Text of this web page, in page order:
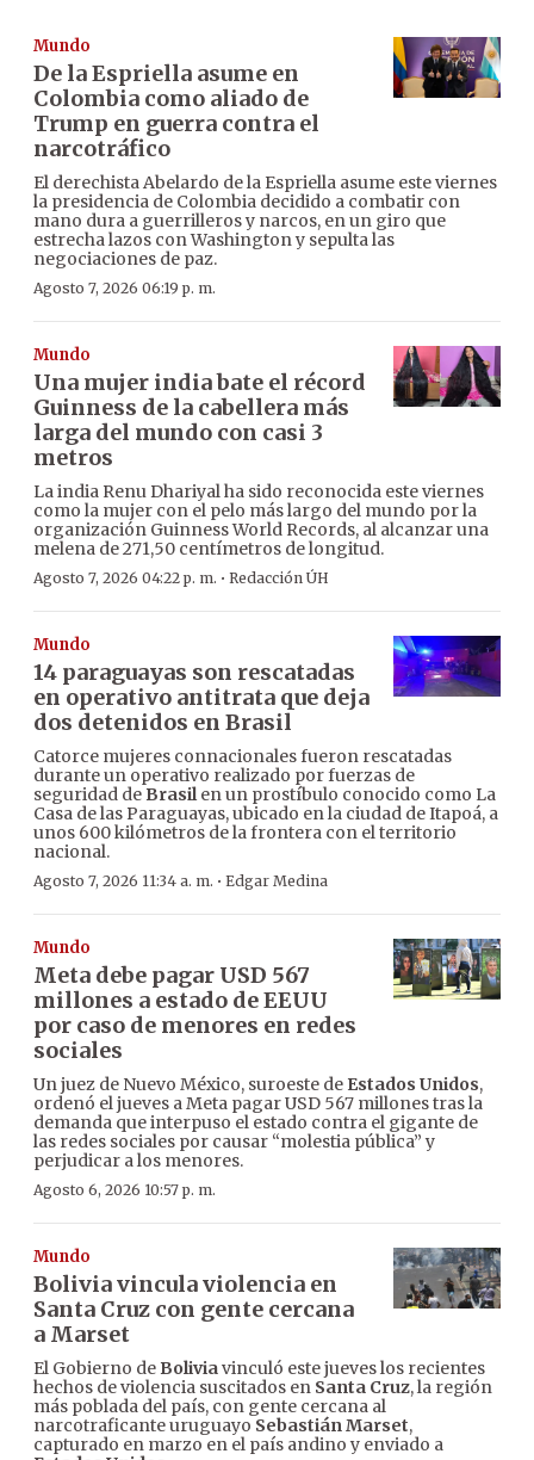
Mundo
De la Espriella asume en
Colombia como aliado de
Trump en guerra contra el
narcotráfico
El derechista Abelardo de la Espriella asume este viernes
la presidencia de Colombia decidido a combatir con
mano dura a guerrilleros y narcos, en un giro que
estrecha lazos con Washington y sepulta las
negociaciones de paz.
Agosto 7, 2026 06:19 p. m.
Mundo
Una mujer india bate el récord
Guinness de la cabellera más
larga del mundo con casi 3
metros
La india Renu Dhariyal ha sido reconocida este viernes
como la mujer con el pelo más largo del mundo por la
organización Guinness World Records, al alcanzar una
melena de 271,50 centímetros de longitud.
Agosto 7, 2026 04:22 p. m. · Redacción ÚH
Mundo
14 paraguayas son rescatadas
en operativo antitrata que deja
dos detenidos en Brasil
Catorce mujeres connacionales fueron rescatadas
durante un operativo realizado por fuerzas de
seguridad de Brasilen un prostíbulo conocido como La
Casa de las Paraguayas, ubicado en la ciudad de Itapoá, a
unos 600 kilómetros de la frontera con el territorio
nacional.
Agosto 7, 2026 11:34 a. m. · Edgar Medina
Mundo
Meta debe pagar USD 567
millones a estado de EEUU
por caso de menores en redes
sociales
Un juez de Nuevo México, suroeste de Estados Unidos,
ordenó el jueves a Meta pagar USD 567 millones tras la
demanda que interpuso el estado contra el gigante de
las redes sociales por causar “molestia pública” y
perjudicar a los menores.
Agosto 6, 2026 10:57 p. m.
Mundo
Bolivia vincula violencia en
Santa Cruz con gente cercana
a Marset
El Gobierno de Boliviavinculó este jueves los recientes
hechos de violencia suscitados en Santa Cruz, la región
más poblada del país, con gente cercana al
narcotraficante uruguayo Sebastián Marset,
capturado en marzo en el país andino y enviado a